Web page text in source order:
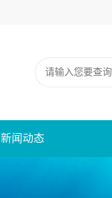
新闻动态